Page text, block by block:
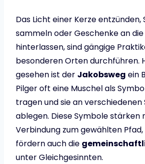
Das Licht einer Kerze entzünden,
sammeln oder Geschenke an
hinterlassen, sind gängige
besonderen Orten durchführen.
gesehen ist der Jakobsweg ein
Pilger oft eine Muschel als
tragen und sie an
ablegen. Diese Symbole stärken
Verbindung zum gewählten
fördern auch die
unter Gleichgesinnten.